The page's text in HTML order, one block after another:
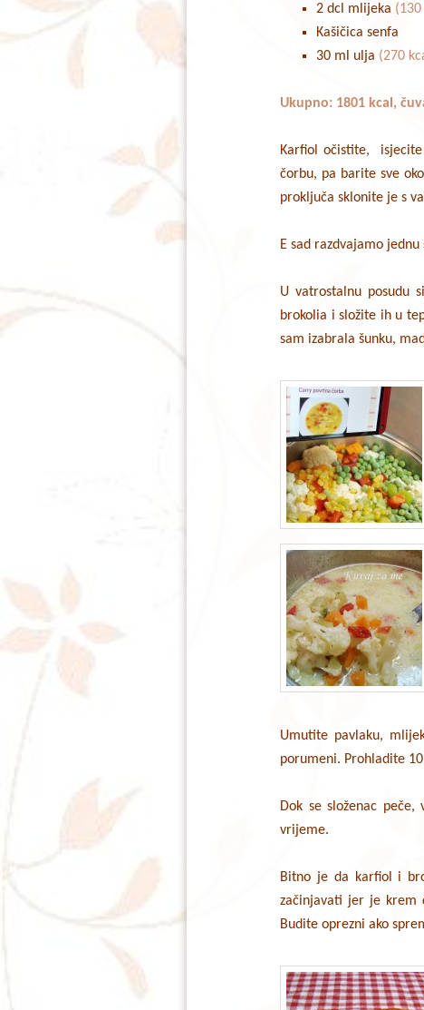
2 dcl mlijeka
Kašičica senfa
30 ml ulja (270
Ukupno: 1801 kcal,
Karfiol očistite,
čorbu, pa barite sve
proključa sklonite je s
E sad razdvajamo
U vatrostalnu
brokolia i složite ih u
sam izabrala šunku,
Umutite pavlaku,
porumeni. Prohladite
Dok se složenac
vrijeme.
Bitno je da karfiol i
začinjavati jer je krem
Budite oprezni ako